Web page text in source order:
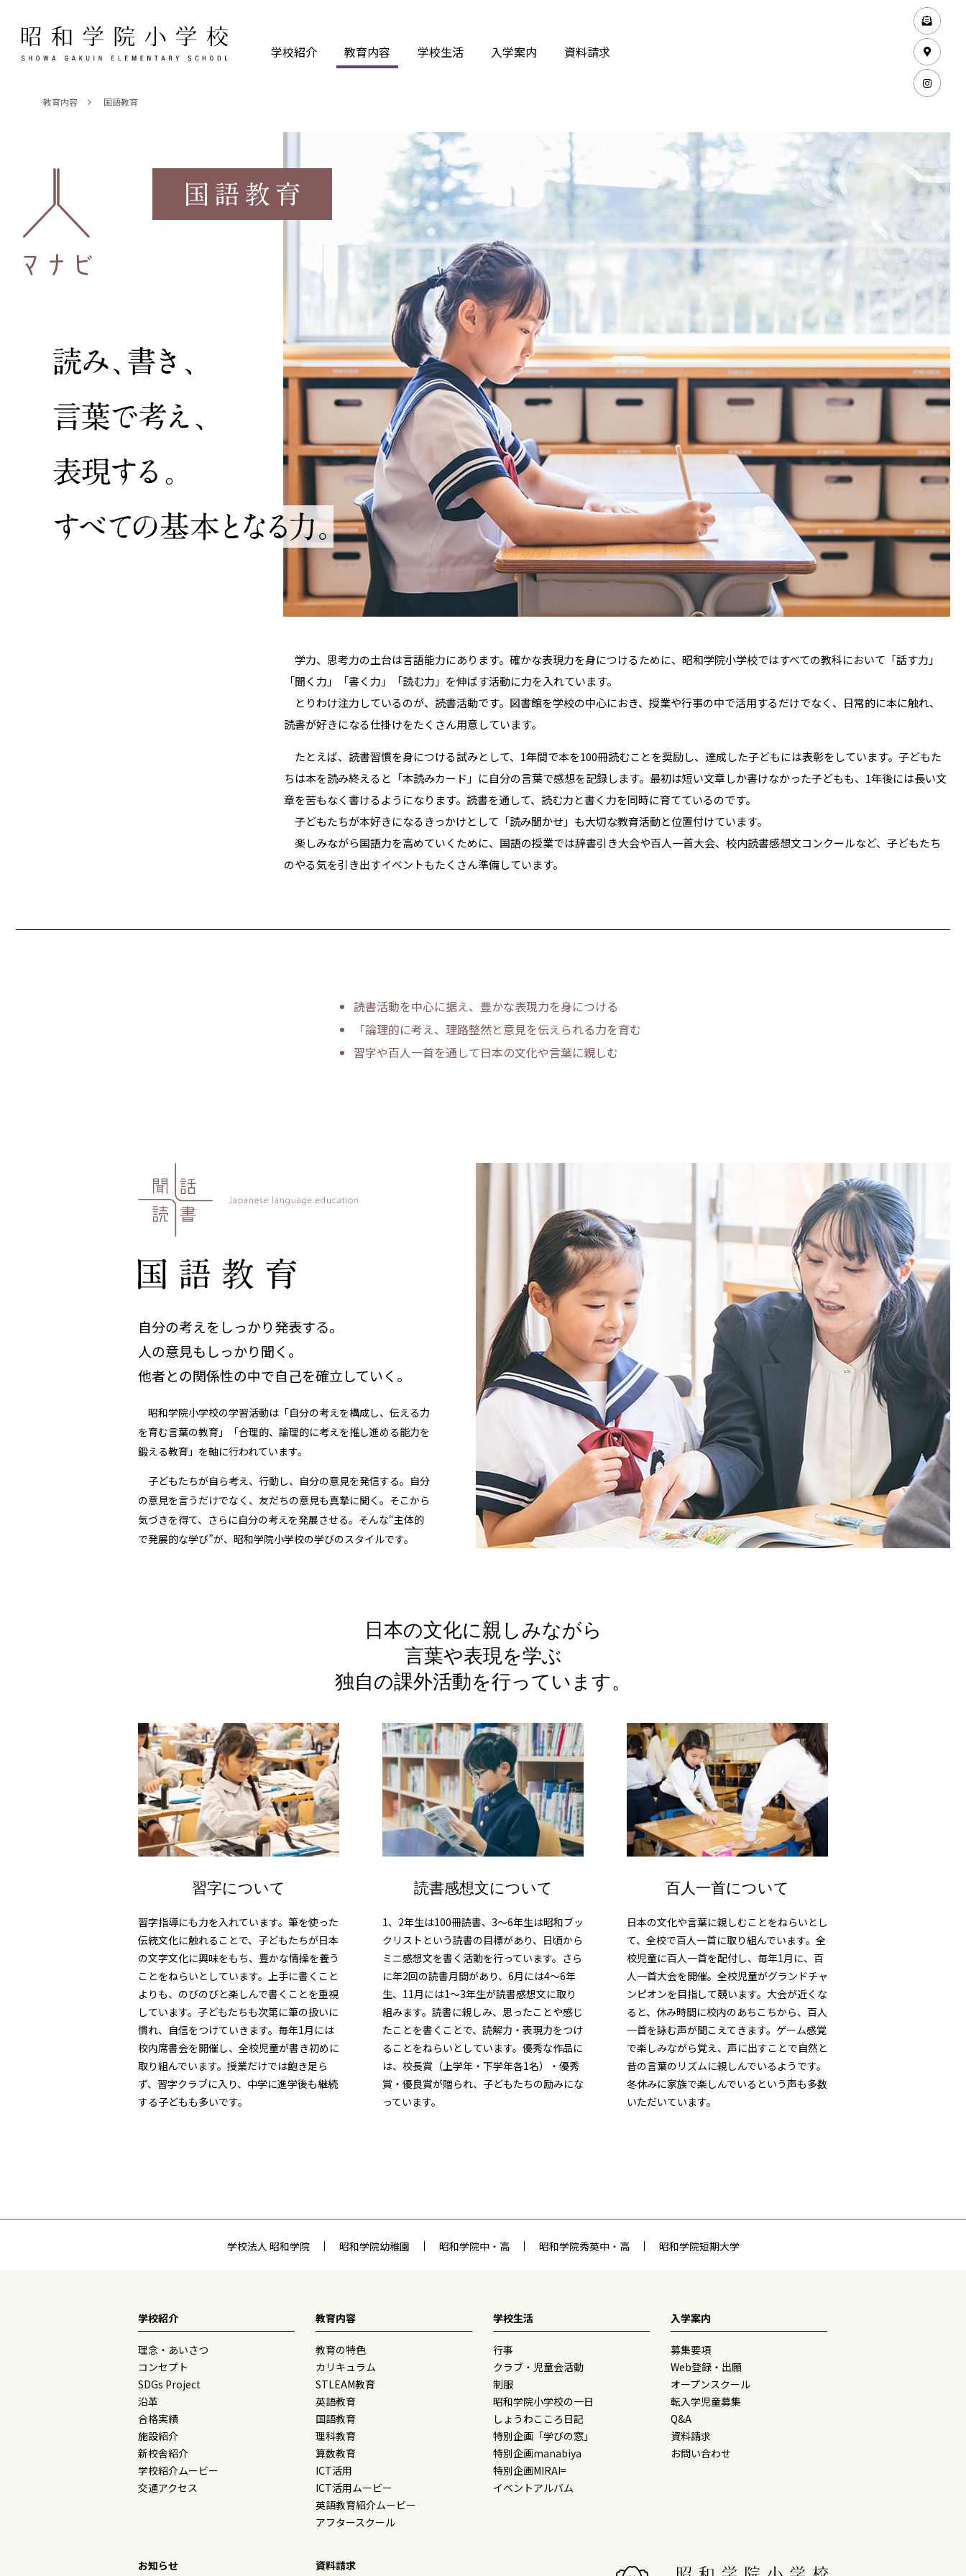
学校紹介 教育内容 学校生活 入学案内 資料請求
教育内容 国語教育
学力、思考力の土台は言語能力にあります。確かな表現力を身につけるために、昭和学院小学校ではすべての教科において「話す力」
「聞く力」「書く力」「読む力」を伸ばす活動に力を入れています。
とりわけ注力しているのが、読書活動です。図書館を学校の中心におき、授業や行事の中で活用するだけでなく、日常的に本に触れ、
読書が好きになる仕掛けをたくさん用意しています。
たとえば、読書習慣を身につける試みとして、1年間で本を100冊読むことを奨励し、達成した子どもには表彰をしています。子どもた
ちは本を読み終えると「本読みカード」に自分の言葉で感想を記録します。最初は短い文章しか書けなかった子どもも、1年後には長い文
章を苦もなく書けるようになります。読書を通して、読む力と書く力を同時に育てているのです。
子どもたちが本好きになるきっかけとして「読み聞かせ」も大切な教育活動と位置付けています。
楽しみながら国語力を高めていくために、国語の授業では辞書引き大会や百人一首大会、校内読書感想文コンクールなど、子どもたち
のやる気を引き出すイベントもたくさん準備しています。
読書活動を中心に据え、豊かな表現力を身につける
「論理的に考え、理路整然と意見を伝えられる力を育む
習字や百人一首を通して日本の文化や言葉に親しむ
自分の考えをしっかり発表する。
人の意見もしっかり聞く。
他者との関係性の中で自己を確立していく。
昭和学院小学校の学習活動は「自分の考えを構成し、伝える力
を育む言葉の教育」「合理的、論理的に考えを推し進める能力を
鍛える教育」を軸に行われています。
子どもたちが自ら考え、行動し、自分の意見を発信する。自分
の意見を言うだけでなく、友だちの意見も真摯に聞く。そこから
気づきを得て、さらに自分の考えを発展させる。そんな“主体的
で発展的な学び”が、昭和学院小学校の学びのスタイルです。
日本の文化に親しみながら
言葉や表現を学ぶ
独自の課外活動を行っています。
習字について
習字指導にも力を入れています。筆を使った
伝統文化に触れることで、子どもたちが日本
の文字文化に興味をもち、豊かな情操を養う
ことをねらいとしています。上手に書くこと
よりも、のびのびと楽しんで書くことを重視
しています。子どもたちも次第に筆の扱いに
慣れ、自信をつけていきます。毎年1月には
校内席書会を開催し、全校児童が書き初めに
取り組んでいます。授業だけでは飽き足ら
ず、習字クラブに入り、中学に進学後も継続
する子どもも多いです。
読書感想文について
1、2年生は100冊読書、3～6年生は昭和ブッ
クリストという読書の目標があり、日頃から
ミニ感想文を書く活動を行っています。さら
に年2回の読書月間があり、6月には4～6年
生、11月には1～3年生が読書感想文に取り
組みます。読書に親しみ、思ったことや感じ
たことを書くことで、読解力・表現力をつけ
ることをねらいとしています。優秀な作品に
は、校長賞（上学年・下学年各1名）・優秀
賞・優良賞が贈られ、子どもたちの励みにな
っています。
百人一首について
日本の文化や言葉に親しむことをねらいとし
て、全校で百人一首に取り組んでいます。全
校児童に百人一首を配付し、毎年1月に、百
人一首大会を開催。全校児童がグランドチャ
ンピオンを目指して競います。大会が近くな
ると、休み時間に校内のあちこちから、百人
一首を詠む声が聞こえてきます。ゲーム感覚
で楽しみながら覚え、声に出すことで自然と
昔の言葉のリズムに親しんでいるようです。
冬休みに家族で楽しんでいるという声も多数
いただいています。
学校法人 昭和学院 昭和学院幼稚園 昭和学院中・高 昭和学院秀英中・高 昭和学院短期大学
学校紹介
理念・あいさつ
コンセプト
SDGs Project
沿革
合格実績
施設紹介
新校舎紹介
学校紹介ムービー
交通アクセス
教育内容
教育の特色
カリキュラム
STLEAM教育
英語教育
国語教育
理科教育
算数教育
ICT活用
ICT活用ムービー
英語教育紹介ムービー
アフタースクール
学校生活
行事
クラブ・児童会活動
制服
昭和学院小学校の一日
しょうわこころ日記
特別企画「学びの窓」
特別企画manabiya
特別企画MIRAI=
イベントアルバム
入学案内
募集要項
Web登録・出願
オープンスクール
転入学児童募集
Q&A
資料請求
お問い合わせ
お知らせ 資料請求